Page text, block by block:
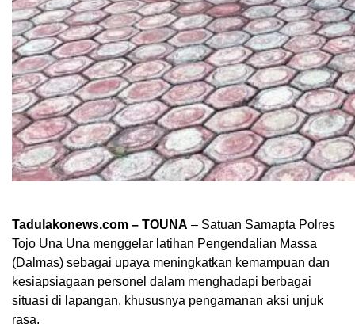
Tadulakonews.com – TOUNA – Satuan Samapta Polres
Tojo Una Una menggelar latihan Pengendalian Massa
(Dalmas) sebagai upaya meningkatkan kemampuan dan
kesiapsiagaan personel dalam menghadapi berbagai
situasi di lapangan, khususnya pengamanan aksi unjuk
rasa.